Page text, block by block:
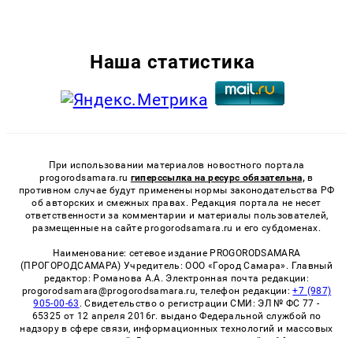
Наша статистика
При использовании материалов новостного портала
progorodsamara.ru гиперссылка на ресурс обязательна, в
противном случае будут применены нормы законодательства РФ
об авторских и смежных правах. Редакция портала не несет
ответственности за комментарии и материалы пользователей,
размещенные на сайте progorodsamara.ru и его субдоменах.
Наименование: сетевое издание PROGORODSAMARA
(ПРОГОРОДСАМАРА) Учредитель: ООО «Город Самара». Главный
редактор: Романова А.А. Электронная почта редакции:
progorodsamara@progorodsamara.ru, телефон редакции:+7 (987)
905-00-63 . Свидетельство о регистрации СМИ: ЭЛ № ФС 77 -
65325 от 12 апреля 2016г. выдано Федеральной службой по
надзору в сфере связи, информационных технологий и массовых